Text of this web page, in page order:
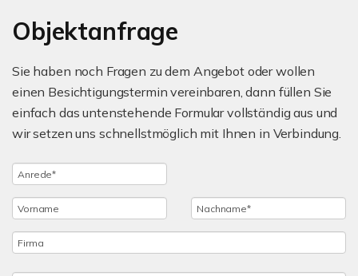
Objektanfrage
Sie haben noch Fragen zu dem Angebot oder wollen
einen Besichtigungstermin vereinbaren, dann füllen Sie
einfach das untenstehende Formular vollständig aus und
wir setzen uns schnellstmöglich mit Ihnen in Verbindung.